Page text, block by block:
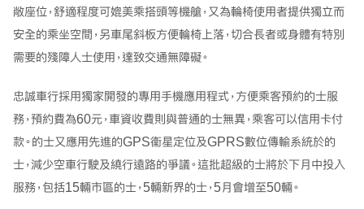
敞座位，舒適程度可媲美乘搭頭等機艙，又為輪椅使用者提供獨立而
安全的乘坐空間，另車尾斜板方便輪椅上落，切合長者或身體有特別
需要的殘障人士使用，達致交通無障礙。
忠誠車行採用獨家開發的專用手機應用程式，方便乘客預約的士服
務，預約費為60元，車資收費則與普通的士無異，乘客可以信用卡付
款。的士又應用先進的GPS衞星定位及GPRS數位傳輸系統於的
士，減少空車行駛及繞行遠路的爭議。這批超級的士將於下月中投入
服務，包括15輛市區的士，5輛新界的士，5月會增至50輛。